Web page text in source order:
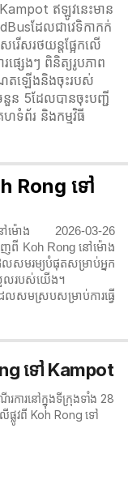
ឥឡូវនេះមាន
ដែលជាវេទិកាកក់
ើសរថយន្តផ្អែកលើ
ផ្សេងៗ ពិនិត្យរូបភាព
តឡើងនិងចុះរបស់
នួន 5ដែលបានចុះបញ្ជី
ទំព័រ និងកម្មវិធី
Rong ទៅ
នៅម៉ោង 2026-03-26
ពី Koh Rong នៅម៉ោង
សមរម្យបំផុតសម្រាប់អ្នក
លរបស់យើង។
លសមស្របសម្រាប់ការធ្វើ
ទៅ Kampot
រការនៅក្នុងទីក្រុងទាំង 28
លូវពី Koh Rong ទៅ